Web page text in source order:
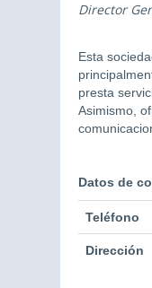
Director
Esta
presta
Asimismo,
Datos de
Teléfono
Dirección